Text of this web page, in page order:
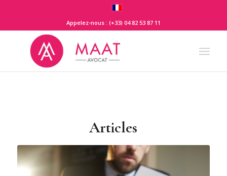
Appelez-nous : (+33) 04 82 53 87 11
Articles